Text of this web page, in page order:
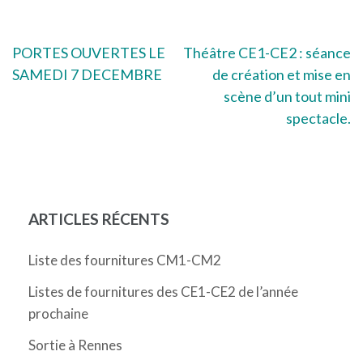
Navigation
de
PORTES OUVERTES LE
SAMEDI 7 DECEMBRE
Théâtre CE1-CE2 : séance
de création et mise en
scène d’un tout mini
spectacle.
ARTICLES RÉCENTS
Liste des fournitures CM1-CM2
Listes de fournitures des CE1-CE2 de l’année
prochaine
Sortie à Rennes